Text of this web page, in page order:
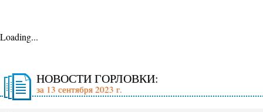
Loading...
НОВОСТИ ГОРЛОВКИ:
за 13 сентября 2023 г.